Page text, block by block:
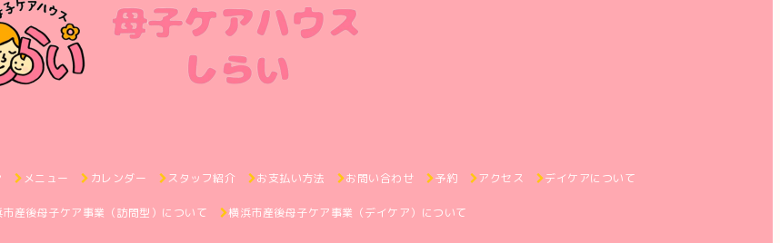
メニュー カレンダー スタッフ紹介 お支払い方法 お問い合わせ 予約 アクセス デイケアについて
産後母子ケア事業（訪問型）について 横浜市産後母子ケア事業（デイケア）について